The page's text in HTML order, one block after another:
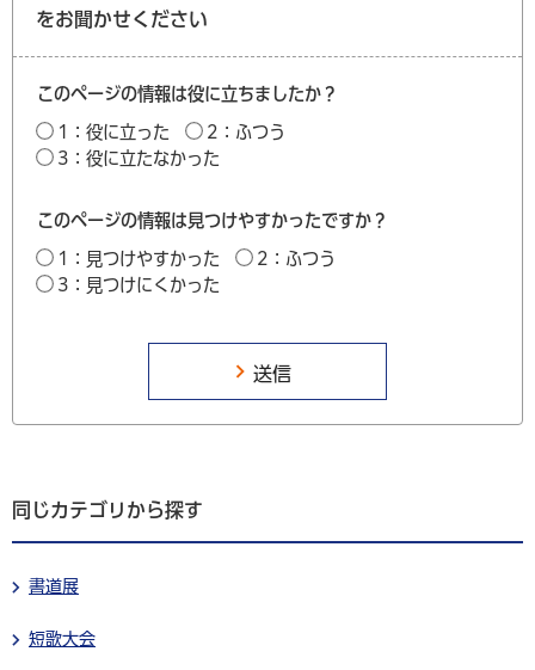
をお聞かせください
このページの情報は役に立ちましたか？
1：役に立った
2：ふつう
3：役に立たなかった
このページの情報は見つけやすかったですか？
1：見つけやすかった
2：ふつう
3：見つけにくかった
同じカテゴリから探す
書道展
短歌大会